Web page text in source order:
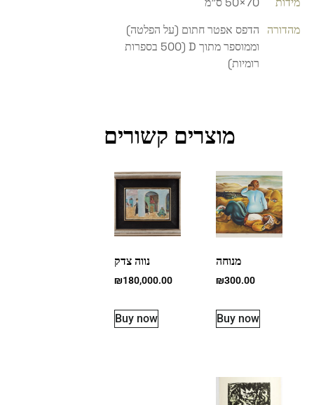
מהדורה
הדפס אפטר חתום (על הפלטה)
וממוספר מתוך D (500 בספרות
רומיות)
מוצרים קשורים
מנוחה
₪300.00
Buy now
נווה צדק
₪180,000.00
Buy now